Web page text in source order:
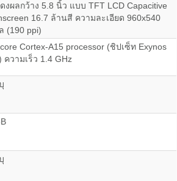
งผลกว้าง 5.8 นิ้ว แบบ TFT LCD Capacitive
16.7 ล้านสี ความละเอียด 960x540
(190 ppi)
Cortex-A15 processor (ชิปเซ็ท Exynos
ความเร็ว 1.4 GHz